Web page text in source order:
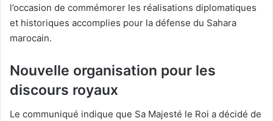
l’occasion de commémorer les réalisations diplomatiques
et historiques accomplies pour la défense du Sahara
marocain.
Nouvelle organisation pour les
discours royaux
Le communiqué indique que Sa Majesté le Roi a décidé de